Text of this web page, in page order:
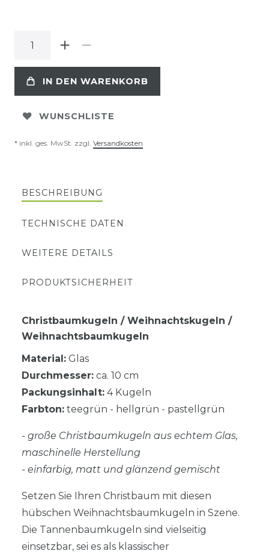
IN DEN WARENKORB
WUNSCHLISTE
* inkl. ges. MwSt. zzgl. Versandkosten
BESCHREIBUNG
TECHNISCHE DATEN
WEITERE DETAILS
PRODUKTSICHERHEIT
Christbaumkugeln / Weihnachtskugeln /
Weihnachtsbaumkugeln
Material: Glas
Durchmesser: ca. 10 cm
Packungsinhalt: 4 Kugeln
Farbton: teegrün - hellgrün - pastellgrün
- große Christbaumkugeln aus echtem Glas,
maschinelle Herstellung
- einfarbig, matt und glänzend gemischt
Setzen Sie Ihren Christbaum mit diesen
hübschen Weihnachtsbaumkugeln in Szene.
Die Tannenbaumkugeln sind vielseitig
einsetzbar, sei es als klassischer